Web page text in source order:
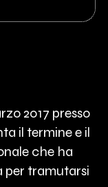
2017 presso
il termine e il
che ha
per tramutarsi